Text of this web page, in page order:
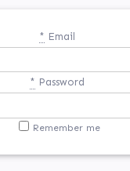
* Email
* Password
Remember me